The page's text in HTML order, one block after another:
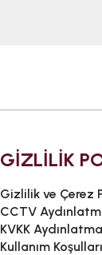
GİZLİLİK
Gizlilik ve Çerez
CCTV
KVKK
Kullanım Koşulları